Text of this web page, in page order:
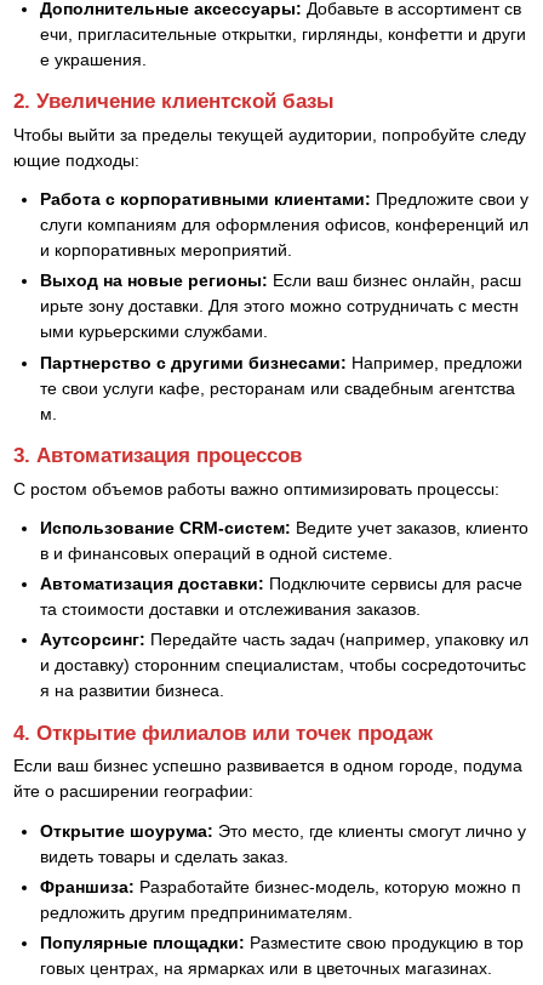
Дополнительные аксессуары: Добавьте в ассортимент св
ечи, пригласительные открытки, гирлянды, конфетти и други
е украшения.
2. Увеличение клиентской базы
Чтобы выйти за пределы текущей аудитории, попробуйте следу
ющие подходы:
Работа с корпоративными клиентами: Предложите свои у
слуги компаниям для оформления офисов, конференций ил
и корпоративных мероприятий.
Выход на новые регионы: Если ваш бизнес онлайн, расш
ирьте зону доставки. Для этого можно сотрудничать с местн
ыми курьерскими службами.
Партнерство с другими бизнесами: Например, предложи
те свои услуги кафе, ресторанам или свадебным агентства
м.
3. Автоматизация процессов
С ростом объемов работы важно оптимизировать процессы:
Использование CRM-систем: Ведите учет заказов, клиенто
в и финансовых операций в одной системе.
Автоматизация доставки: Подключите сервисы для расче
та стоимости доставки и отслеживания заказов.
Аутсорсинг: Передайте часть задач (например, упаковку ил
и доставку) сторонним специалистам, чтобы сосредоточитьс
я на развитии бизнеса.
4. Открытие филиалов или точек продаж
Если ваш бизнес успешно развивается в одном городе, подума
йте о расширении географии:
Открытие шоурума: Это место, где клиенты смогут лично у
видеть товары и сделать заказ.
Франшиза: Разработайте бизнес-модель, которую можно п
редложить другим предпринимателям.
Популярные площадки: Разместите свою продукцию в тор
говых центрах, на ярмарках или в цветочных магазинах.